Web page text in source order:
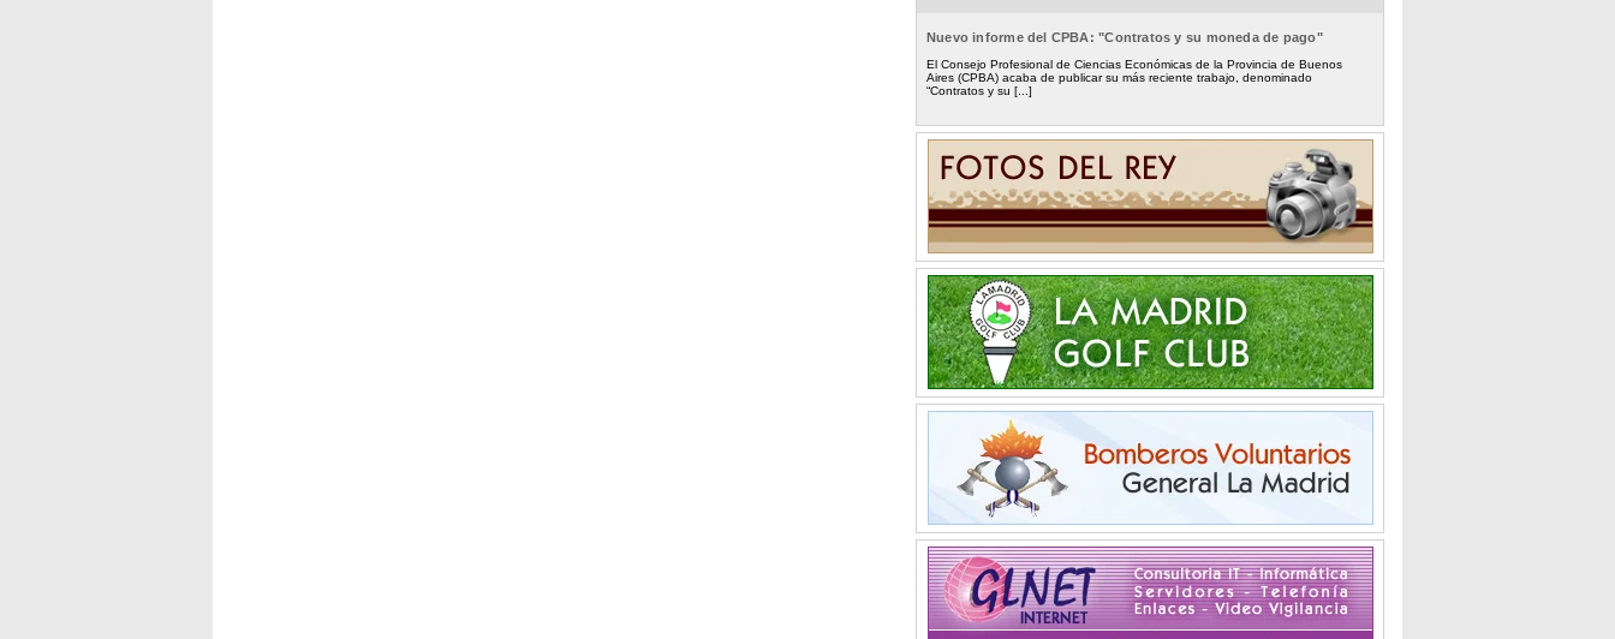
Nuevo informe del CPBA: "Contratos y su moneda de pago"
El Consejo Profesional de Ciencias Económicas de la Provincia de Buenos
Aires (CPBA) acaba de publicar su más reciente trabajo, denominado
“Contratos y su [...]